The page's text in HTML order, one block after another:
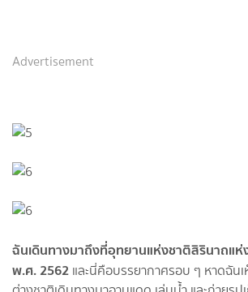
Advertisement
ฉันเดินทางมาถึงที่อุทยานแห่งชาติสิรินาถแห่
พ.ศ. 2562 และนี่คือบรรยากาศรอบ ๆ หาดฉัน